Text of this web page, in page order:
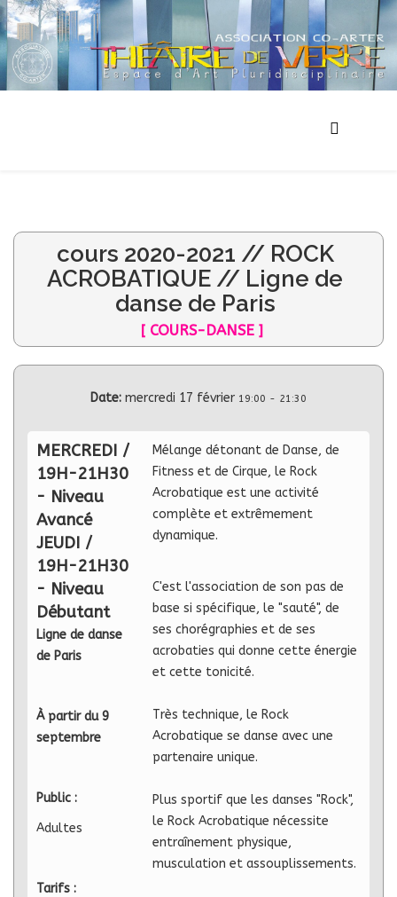
cours 2020-2021 // ROCK
ACROBATIQUE // Ligne de
danse de Paris
[ COURS-DANSE ]
Date: mercredi 17 février 19:00 - 21:30
MERCREDI /
19H-21H30
- Niveau
Avancé
JEUDI /
19H-21H30
- Niveau
Débutant
Ligne de danse
de Paris
À partir du 9
septembre
Public :
Adultes
Tarifs :
Mélange détonant de Danse, de
Fitness et de Cirque, le Rock
Acrobatique est une activité
complète et extrêmement
dynamique.
C'est l'association de son pas de
base si spécifique, le "sauté", de
ses chorégraphies et de ses
acrobaties qui donne cette énergie
et cette tonicité.
Très technique, le Rock
Acrobatique se danse avec une
partenaire unique.
Plus sportif que les danses "Rock",
le Rock Acrobatique nécessite
entraînement physique,
musculation et assouplissements.